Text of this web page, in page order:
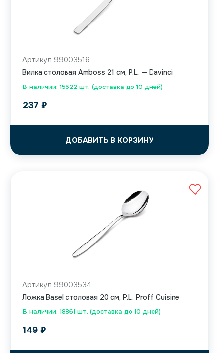
В наличии: 15522 шт. (доставка до 10 дней)
Артикул 99003516
Вилка столовая Amboss 21 см, P.L. — Davinci
237 ₽
ДОБАВИТЬ В КОРЗИНУ
В наличии: 18861 шт. (доставка до 10 дней)
Артикул 99003534
Ложка Basel столовая 20 см, P.L. Proff Cuisine
149 ₽